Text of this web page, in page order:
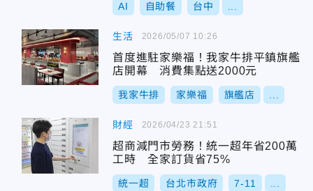
AI 自助餐 台中
生活
首度進駐家樂福！我家牛排平鎮旗艦
店開幕 消費集點送2000元
我家牛排 家樂福 旗艦店
2026/05/07 10:26
財經
超商減門市勞務！統一超年省200萬
工時 全家訂貨省75%
統一超 台北市政府 7-11
2026/04/23 21:51